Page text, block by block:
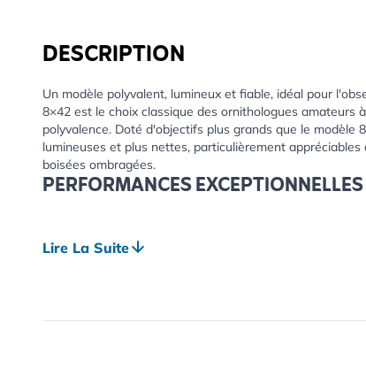
DESCRIPTION
Un modèle polyvalent, lumineux et fiable, idéal pour
8×42 est le choix classique des ornithologues amateurs
polyvalence. Doté d'objectifs plus grands que le modèle
lumineuses et plus nettes, particulièrement
boisées ombragées.
PERFORMANCES
vision, ce qui en fait un modèle très apprécié des
de Kite et les revêtements de prismes hautement
Lire La Suite